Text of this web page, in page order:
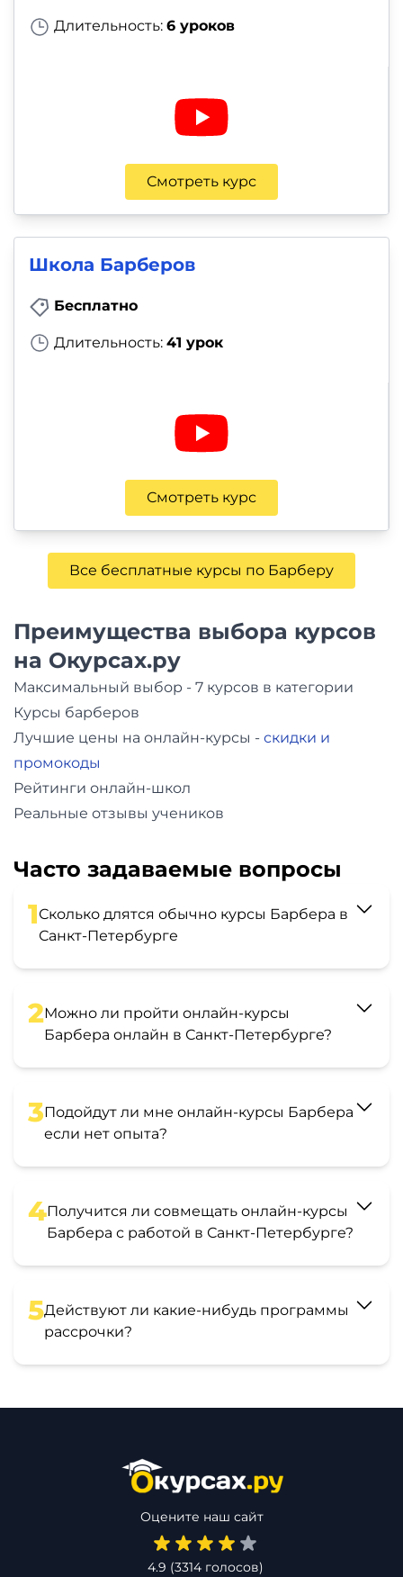
Длительность: 6 уроков
Смотреть курс
Школа Барберов
Бесплатно
Длительность: 41 урок
Смотреть курс
Все бесплатные курсы по Барберу
Преимущества выбора курсов
на Окурсах.ру
Максимальный выбор - 7 курсов в категории
Курсы барберов
Лучшие цены на онлайн-курсы - скидки и
промокоды
Рейтинги онлайн-школ
Реальные отзывы учеников
Часто задаваемые вопросы
1Сколько длятся обычно курсы Барбера в
Санкт-Петербурге
2Можно ли пройти онлайн-курсы
Барбера онлайн в Санкт-Петербурге?
3Подойдут ли мне онлайн-курсы Барбера
если нет опыта?
4Получится ли совмещать онлайн-курсы
Барбера с работой в Санкт-Петербурге?
5Действуют ли какие-нибудь программы
рассрочки?
Оцените наш сайт
4.9 (3314голосов)